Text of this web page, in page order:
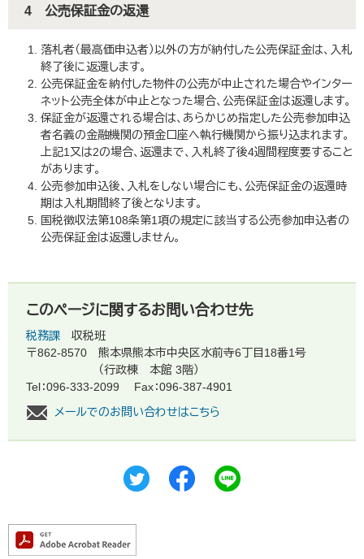
4 公売保証金の返還
落札者（最高価申込者）以外の方が納付した公売保証金は、入札
終了後に返還します。
公売保証金を納付した物件の公売が中止された場合やインター
ネット公売全体が中止となった場合、公売保証金は返還します。
保証金が返還される場合は、あらかじめ指定した公売参加申込
者名義の金融機関の預金口座へ執行機関から振り込まれます。
上記1又は2の場合、返還まで、入札終了後4週間程度要すること
があります。
公売参加申込後、入札をしない場合にも、公売保証金の返還時
期は入札期間終了後となります。
国税徴収法第108条第1項の規定に該当する公売参加申込者の
公売保証金は返還しません。
このページに関するお問い合わせ先
税務課
収税班
〒862-8570
熊本県熊本市中央区水前寺6丁目18番1号
（行政棟 本館 3階）
Tel：096-333-2099
Fax：096-387-4901
メールでのお問い合わせはこちら